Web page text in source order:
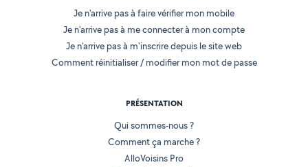
Je n'arrive pas à faire vérifier mon mobile
Je n'arrive pas à me connecter à mon compte
Je n'arrive pas à m'inscrire depuis le site web
Comment réinitialiser / modifier mon mot de passe
PRÉSENTATION
Qui sommes-nous ?
Comment ça marche ?
AlloVoisins Pro